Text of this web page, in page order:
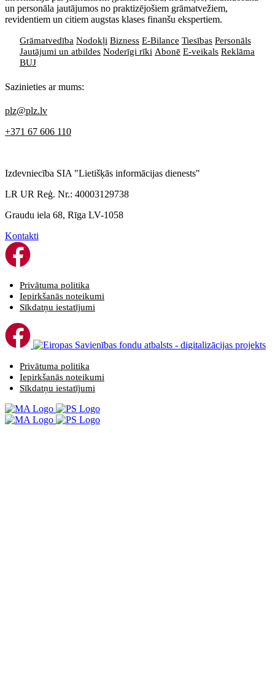
un personāla jautājumos no praktizējošiem grāmatvežiem,
revidentiem un citiem augstas klases finanšu ekspertiem.
Grāmatvedība Nodokļi Bizness E-Bilance Tiesības Personāls
Jautājumi un atbildes Noderīgi rīki Abonē E-veikals Reklāma
BUJ
Sazinieties ar mums:
plz@plz.lv
+371 67 606 110
Izdevniecība SIA "Lietišķās informācijas dienests"
LR UR Reģ. Nr.: 40003129738
Graudu iela 68, Rīga LV-1058
Kontakti
Privātuma politika
Iepirkšanās noteikumi
Sīkdatņu iestatījumi
Privātuma politika
Iepirkšanās noteikumi
Sīkdatņu iestatījumi